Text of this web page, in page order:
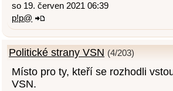
so 19. červen 2021 06:39
p!p@
Politické strany VSN (4/203)
Místo pro ty, kteří se rozhodli
VSN.